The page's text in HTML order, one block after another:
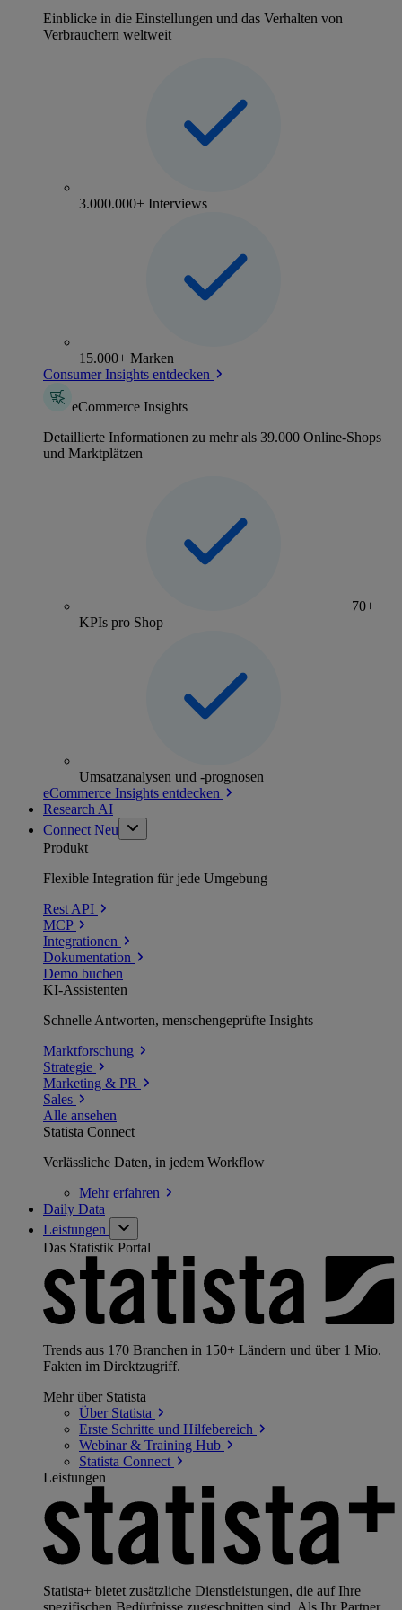
Einblicke in die Einstellungen und das Verhalten von
Verbrauchern weltweit
3.000.000+ Interviews
15.000+ Marken
Consumer Insights entdecken
eCommerce Insights
Detaillierte Informationen zu mehr als 39.000 Online-Shops
und Marktplätzen
70+
KPIs pro Shop
Umsatzanalysen und -prognosen
eCommerce Insights entdecken
Research AI
Connect Neu
Produkt
Flexible Integration für jede Umgebung
Rest API
MCP
Integrationen
Dokumentation
Demo buchen
KI-Assistenten
Schnelle Antworten, menschengeprüfte Insights
Marktforschung
Strategie
Marketing & PR
Sales
Alle ansehen
Statista Connect
Verlässliche Daten, in jedem Workflow
Mehrerfahren
Daily Data
Leistungen
Das Statistik Portal
Trends aus 170 Branchen in 150+ Ländern und über 1 Mio.
Fakten im Direktzugriff.
Mehr über Statista
Über Statista
Erste Schritte und Hilfebereich
Webinar & Training Hub
Statista Connect
Leistungen
Statista+ bietet zusätzliche Dienstleistungen, die auf Ihre
spezifischen Bedürfnisse zugeschnitten sind. Als Ihr Partner